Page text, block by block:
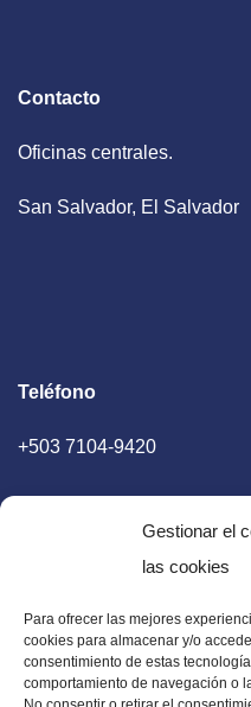
Gestionar el
las cookies
Para ofrecer las mejores
cookies para almacenar y/o
consentimiento de estas
comportamiento de navegación o
Contacto
Oficinas centrales.
San Salvador, El Salvador
Teléfono
+503 7104-9420
E-mail